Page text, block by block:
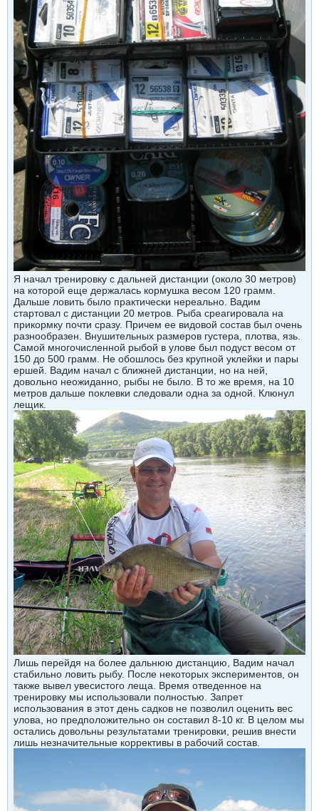
Я начал тренировку с дальней дистанции (около 30 метров)
на которой еще держалась кормушка весом 120 грамм.
Дальше ловить было практически нереально. Вадим
стартовал с дистанции 20 метров. Рыба среагировала на
прикормку почти сразу. Причем ее видовой состав был очень
разнообразен. Внушительных размеров густера, плотва, язь.
Самой многочисленной рыбой в улове был подуст весом от
150 до 500 грамм. Не обошлось без крупной уклейки и пары
ершей. Вадим начал с ближней дистанции, но на ней,
довольно неожиданно, рыбы не было. В то же время, на 10
метров дальше поклевки следовали одна за одной. Клюнул
лещик.
Лишь перейдя на более дальнюю дистанцию, Вадим начал
стабильно ловить рыбу. После некоторых экспериментов, он
также вывел увесистого леща. Время отведенное на
тренировку мы использовали полностью. Запрет
использования в этот день садков не позволил оценить вес
улова, но предположительно он составил 8-10 кг. В целом мы
остались довольны результатами тренировки, решив внести
лишь незначительные коррективы в рабочий состав.